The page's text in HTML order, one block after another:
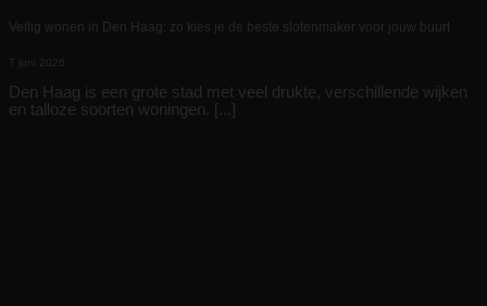
Veilig wonen in Den Haag: zo kies je de beste slotenmaker voor jouw buurt
7 juni 2026
Den Haag is een grote stad met veel drukte, verschillende wijken
en talloze soorten woningen. [...]